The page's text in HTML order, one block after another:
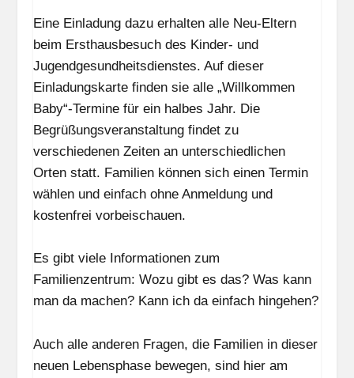
Eine Einladung dazu erhalten alle Neu-Eltern
beim Ersthausbesuch des Kinder- und
Jugendgesundheitsdienstes. Auf dieser
Einladungskarte finden sie alle „Willkommen
Baby“-Termine für ein halbes Jahr. Die
Begrüßungsveranstaltung findet zu
verschiedenen Zeiten an unterschiedlichen
Orten statt. Familien können sich einen Termin
wählen und einfach ohne Anmeldung und
kostenfrei vorbeischauen.
Es gibt viele Informationen zum
Familienzentrum: Wozu gibt es das? Was kann
man da machen? Kann ich da einfach hingehen?
Auch alle anderen Fragen, die Familien in dieser
neuen Lebensphase bewegen, sind hier am